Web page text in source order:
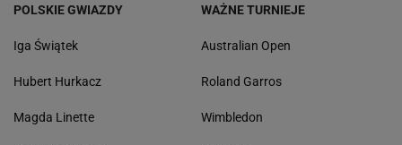
POLSKIE GWIAZDY
Iga Świątek
Hubert Hurkacz
Magda Linette
WAŻNE TURNIEJE
Australian Open
Roland Garros
Wimbledon